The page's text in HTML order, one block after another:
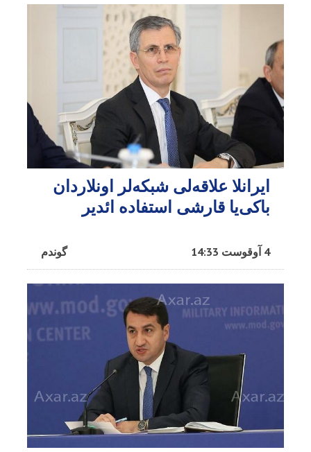
ایرانلا علاقه‌لی شبکه‌لر اونلاردان
باکی‌یا قارشی استفاده ائدیر
گوندم 4 آوقوست 14:33